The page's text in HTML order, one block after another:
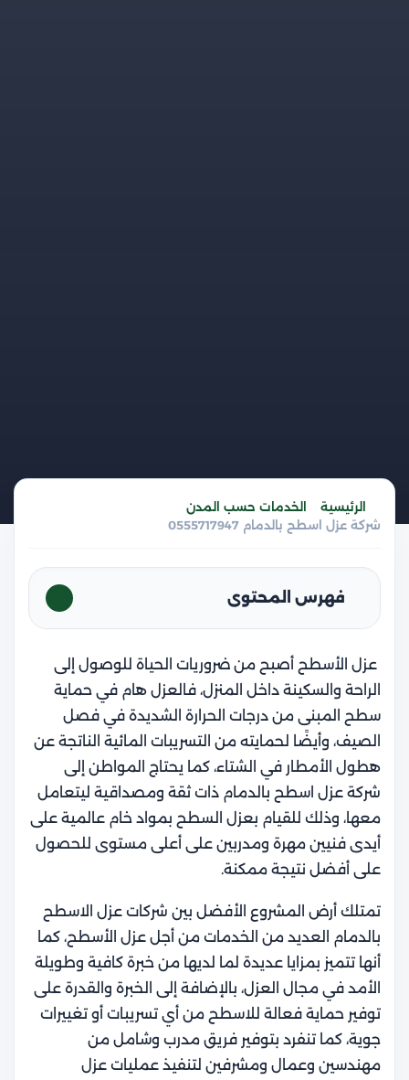
الرئيسية
الخدمات حسب المدن
شركة عزل اسطح بالدمام 0555717947
فهرس المحتوى
عزل الأسطح أصبح من ضروريات الحياة للوصول إلى
الراحة والسكينة داخل المنزل، فالعزل هام في حماية
سطح المبنى من درجات الحرارة الشديدة في فصل
الصيف، وأيضًا لحمايته من التسريبات المائية الناتجة عن
هطول الأمطار في الشتاء، كما يحتاج المواطن إلى
شركة عزل اسطح بالدمام ذات ثقة ومصداقية ليتعامل
معها، وذلك للقيام بعزل السطح بمواد خام عالمية على
أيدى فنيين مهرة ومدربين على أعلى مستوى للحصول
على أفضل نتيجة ممكنة.
تمتلك أرض المشروع الأفضل بين شركات عزل الاسطح
بالدمام العديد من الخدمات من أجل عزل الأسطح، كما
أنها تتميز بمزايا عديدة لما لديها من خبرة كافية وطويلة
الأمد في مجال العزل، بالإضافة إلى الخبرة والقدرة على
توفير حماية فعالة للاسطح من أي تسريبات أو تغييرات
جوية، كما تنفرد بتوفير فريق مدرب وشامل من
مهندسين وعمال ومشرفين لتنفيذ عمليات عزل